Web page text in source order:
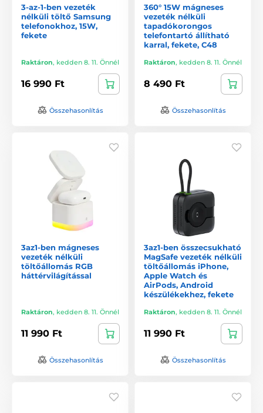
3-az-1-ben vezeték
nélküli töltő Samsung
telefonokhoz, 15W,
fekete
Raktáron, kedden 8. 11. Önnél
16 990 Ft
Összehasonlítás
360° 15W mágneses
vezeték nélküli
tapadókorongos
telefontartó állítható
karral, fekete, C48
Raktáron, kedden 8. 11. Önnél
8 490 Ft
Összehasonlítás
3az1-ben mágneses
vezeték nélküli
töltőállomás RGB
háttérvilágítással
Raktáron, kedden 8. 11. Önnél
11 990 Ft
Összehasonlítás
3az1-ben összecsukható
MagSafe vezeték nélküli
töltőállomás iPhone,
Apple Watch és
AirPods, Android
készülékekhez, fekete
Raktáron, kedden 8. 11. Önnél
11 990 Ft
Összehasonlítás